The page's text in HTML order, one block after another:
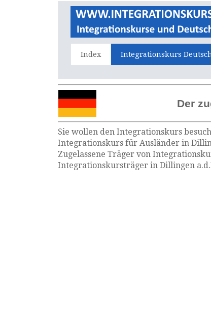
Index Integrationskurs
Der
Sie wollen den Integrationskurs
Integrationskurs für Ausländer in
Zugelassene Träger von
Integrationskursträger in Dillingen